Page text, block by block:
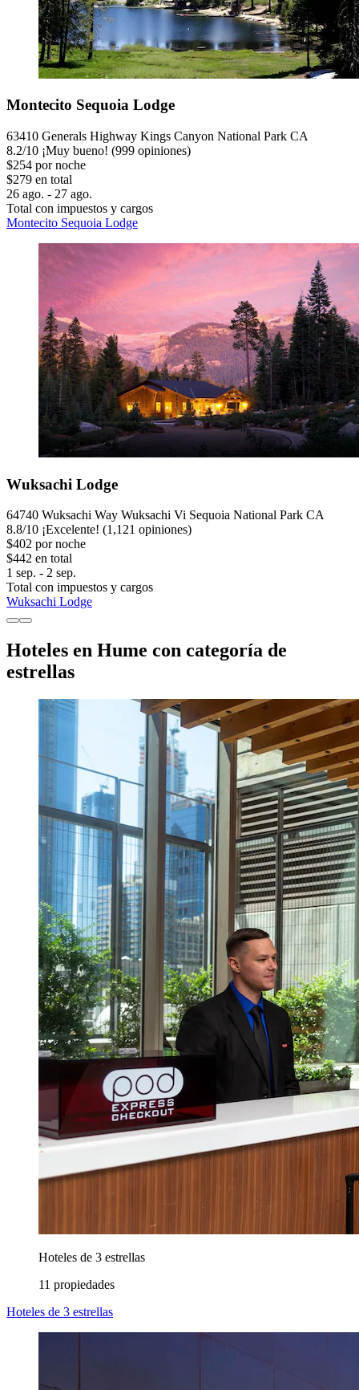
Montecito Sequoia Lodge
63410 Generals Highway Kings Canyon National Park CA
8.2/10 ¡Muy bueno! (999 opiniones)
$254 por noche
$279 en total
26 ago. - 27 ago.
Total con impuestos y cargos
Montecito Sequoia Lodge
Wuksachi Lodge
64740 Wuksachi Way Wuksachi Vi Sequoia National Park CA
8.8/10 ¡Excelente! (1,121 opiniones)
$402 por noche
$442 en total
1 sep. - 2 sep.
Total con impuestos y cargos
Wuksachi Lodge
Hoteles en Hume con categoría de
estrellas
Hoteles de 3 estrellas
11 propiedades
Hoteles de 3 estrellas